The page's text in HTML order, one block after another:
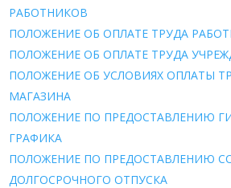
РАБОТНИКОВ
ПОЛОЖЕНИЕ ОБ ОПЛАТЕ ТРУДА
ПОЛОЖЕНИЕ ОБ ОПЛАТЕ ТРУДА
ПОЛОЖЕНИЕ ОБ УСЛОВИЯХ ОПЛАТЫ
МАГАЗИНА
ПОЛОЖЕНИЕ ПО ПРЕДОСТАВЛЕНИЮ
ГРАФИКА
ПОЛОЖЕНИЕ ПО ПРЕДОСТАВЛЕНИЮ
ДОЛГОСРОЧНОГО ОТПУСКА